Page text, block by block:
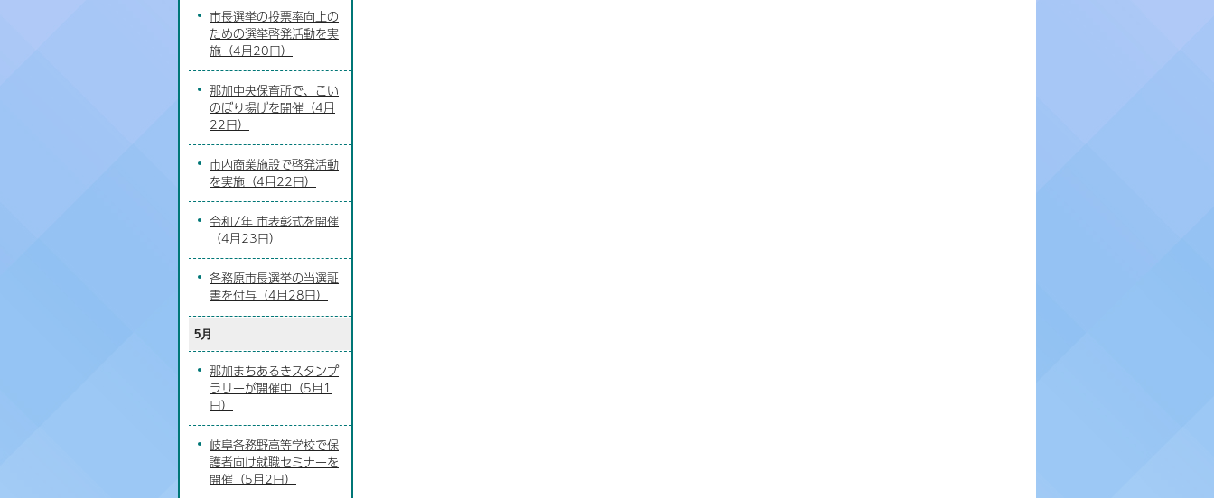
市長選挙の投票率向上の
ための選挙啓発活動を実
施（4月20日）
那加中央保育所で、こい
のぼり揚げを開催（4月
22日）
市内商業施設で啓発活動
を実施（4月22日）
令和7年 市表彰式を開催
（4月23日）
各務原市長選挙の当選証
書を付与（4月28日）
5月
那加まちあるきスタンプ
ラリーが開催中（5月1
日）
岐阜各務野高等学校で保
護者向け就職セミナーを
開催（5月2日）